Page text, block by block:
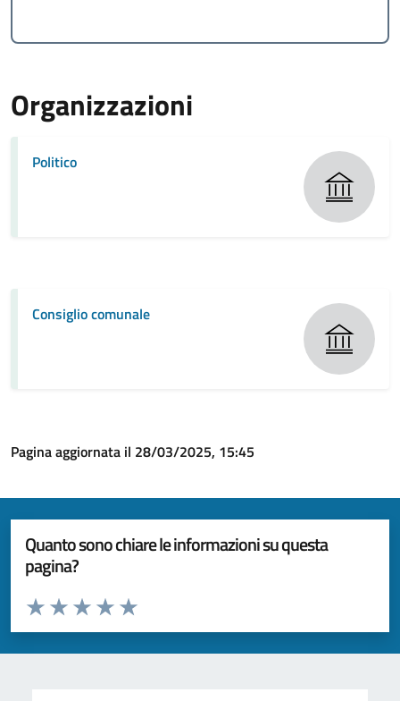
Organizzazioni
Politico
Consiglio comunale
Pagina aggiornata il 28/03/2025, 15:45
Quanto sono chiare le informazioni su questa
pagina?
Valuta da 1 a 5 stelle la pagina
Valuta 5 stelle su 5
Valuta 4 stelle su 5
Valuta 3 stelle su 5
Valuta 2 stelle su 5
Valuta 1 stelle su 5